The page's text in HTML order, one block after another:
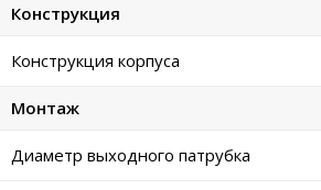
Конструкция
Конструкция корпуса
Монтаж
Диаметр выходного патрубка